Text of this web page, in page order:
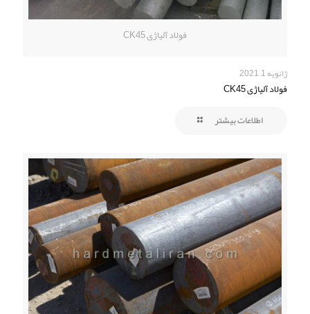
فولاد آلیاژی CK45
ژانویه 1, 2021
فولاد آلیاژی CK45
اطلاعات بیشتر